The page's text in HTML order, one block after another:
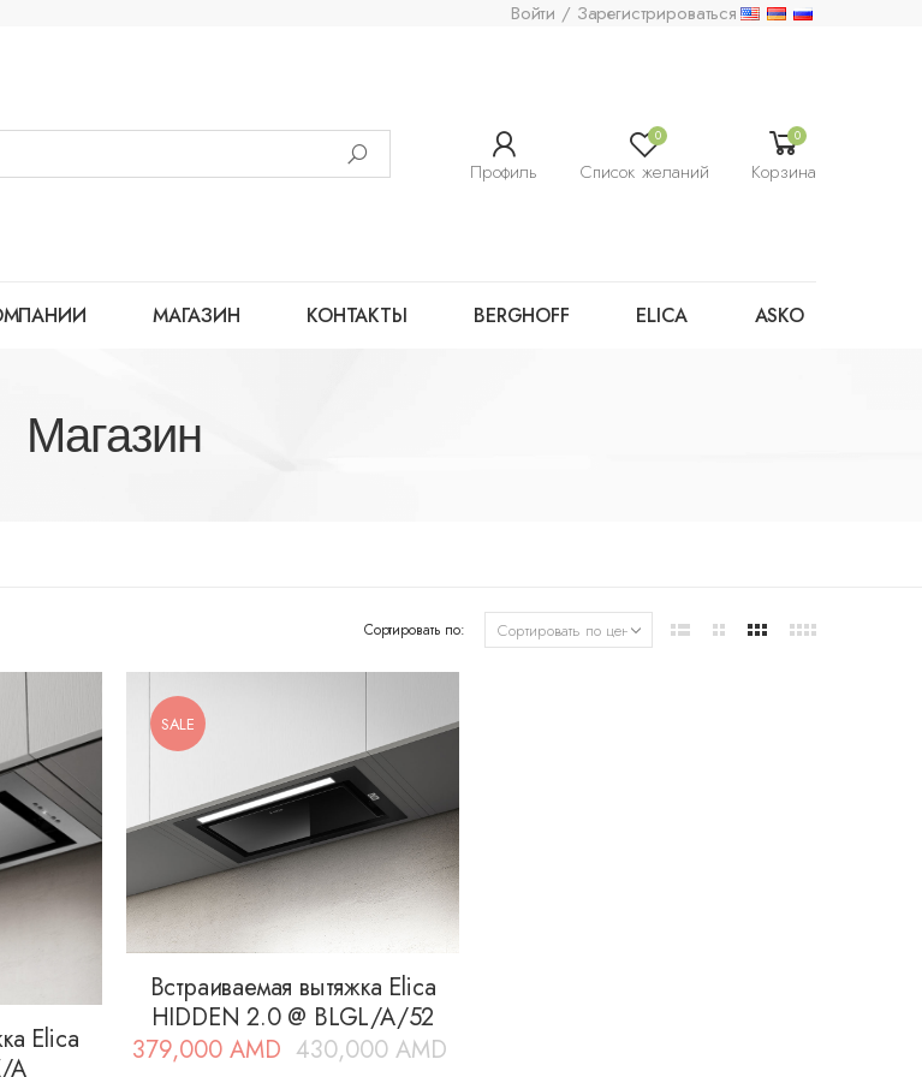
Войти / Зарегистрироваться
Профиль
0
Список желаний
0
Корзина
МАГАЗИН КОНТАКТЫ BERGHOFF ELICA ASKO
Магазин
Сортировать по:
Elica
A
SALE
Встраиваемая вытяжка Elica
HIDDEN 2.0 @ BLGL/A/52
430,000AMD
Первоначальная
379,000AMD
Текущая